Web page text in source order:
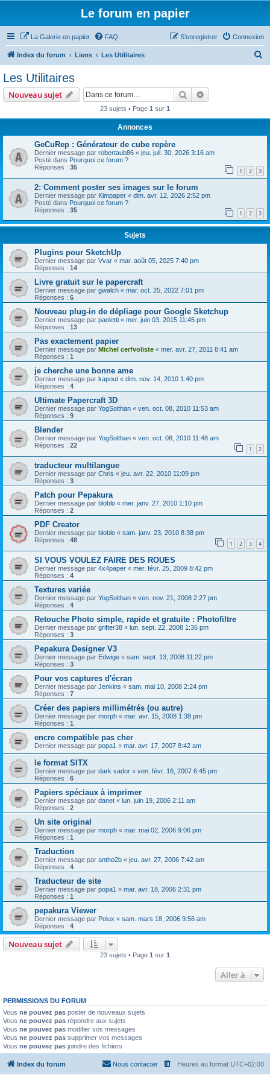
Le forum en papier
La Galerie en papier FAQ Connexion
S’enregistrer
Index du forum Liens Les Utilitaires
Les Utilitaires
Nouveau sujet Rechercher
23 sujets • Page 1 sur 1
Annonces
GeCuRep : Générateur de cube repère
Dernier message par robertaub86 « jeu. juil. 30, 2026 3:16 am
Posté dans Pourquoi ce forum ?
Réponses : 35 1 2 3
2: Comment poster ses images sur le forum
Dernier message par Kimpaper « dim. avr. 12, 2026 2:52 pm
Posté dans Pourquoi ce forum ?
Réponses : 35 1 2 3
Sujets
Plugins pour SketchUp
Dernier message par Vvar « mar. août 05, 2025 7:40 pm
Réponses : 14
Livre gratuit sur le papercraft
Dernier message par gwalch « mar. oct. 25, 2022 7:01 pm
Réponses : 6
Nouveau plug-in de dépliage pour Google Sketchup
Dernier message par paoletti « mer. juin 03, 2015 11:45 pm
Réponses : 13
Pas exactement papier
Dernier message par Michel cerfvoliste « mer. avr. 27, 2011 8:41 am
Réponses : 1
je cherche une bonne ame
Dernier message par kapout « dim. nov. 14, 2010 1:40 pm
Réponses : 4
Ultimate Papercraft 3D
Dernier message par YogSolthan « ven. oct. 08, 2010 11:53 am
Réponses : 9
Blender
Dernier message par YogSolthan « ven. oct. 08, 2010 11:48 am
Réponses : 22 1 2
traducteur multilangue
Dernier message par Chris « jeu. avr. 22, 2010 11:09 pm
Réponses : 3
Patch pour Pepakura
Dernier message par bloblo « mer. janv. 27, 2010 1:10 pm
Réponses : 2
PDF Creator
Dernier message par bloblo « sam. janv. 23, 2010 8:38 pm
Réponses : 48 1 2 3 4
SI VOUS VOULEZ FAIRE DES ROUES
Dernier message par 4x4paper « mer. févr. 25, 2009 8:42 pm
Réponses : 4
Textures variée
Dernier message par YogSolthan « ven. nov. 21, 2008 2:27 pm
Réponses : 4
Retouche Photo simple, rapide et gratuite : Photofiltre
Dernier message par grifter38 « lun. sept. 22, 2008 1:36 pm
Réponses : 3
Pepakura Designer V3
Dernier message par Edwige « sam. sept. 13, 2008 11:22 pm
Réponses : 3
Pour vos captures d'écran
Dernier message par Jenkins « sam. mai 10, 2008 2:24 pm
Réponses : 7
Créer des papiers millimétrés (ou autre)
Dernier message par morph « mar. avr. 15, 2008 1:38 pm
Réponses : 1
encre compatible pas cher
Dernier message par popa1 « mar. avr. 17, 2007 8:42 am
le format SITX
Dernier message par dark vador « ven. févr. 16, 2007 6:45 pm
Réponses : 6
Papiers spéciaux à imprimer
Dernier message par danet « lun. juin 19, 2006 2:11 am
Réponses : 2
Un site original
Dernier message par morph « mar. mai 02, 2006 9:06 pm
Réponses : 1
Traduction
Dernier message par antho2b « jeu. avr. 27, 2006 7:42 am
Réponses : 4
Traducteur de site
Dernier message par popa1 « mar. avr. 18, 2006 2:31 pm
Réponses : 1
pepakura Viewer
Dernier message par Polux « sam. mars 18, 2006 9:56 am
Réponses : 4
Nouveau sujet
23 sujets • Page 1 sur 1
Aller à
PERMISSIONS DU FORUM
Vous ne pouvez pas poster de nouveaux sujets
Vous ne pouvez pas répondre aux sujets
Vous ne pouvez pas modifier vos messages
Vous ne pouvez pas supprimer vos messages
Vous ne pouvez pas joindre des fichiers
Index du forum Heures au format UTC+02:00
Nous contacter